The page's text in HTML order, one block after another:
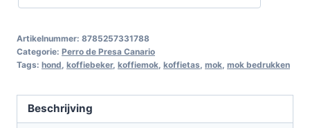
Artikelnummer: 8785257331788
Categorie: Perro de Presa Canario
Tags: hond koffiebeker, koffiemok koffietas mok mok bedrukken
Beschrijving